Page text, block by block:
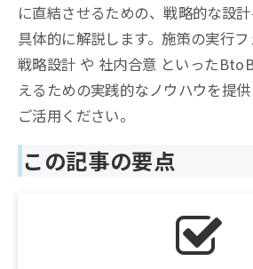
に直結させるための、戦略的な設
具体的に解説します。施策の実行フ
戦略設計 や 社内合意 といった
えるための実践的なノウハウを提
ご活用ください。
この記事の要点